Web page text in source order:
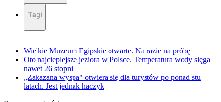
Tagi
Wielkie Muzeum Egipskie otwarte. Na razie na próbę
Oto najcieplejsze jeziora w Polsce. Temperatura wody sięga
nawet 26 stopni
„Zakazana wyspa" otwiera się dla turystów po ponad stu
latach. Jest jednak haczyk